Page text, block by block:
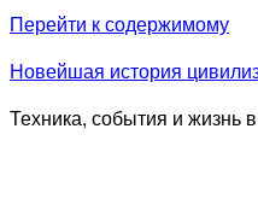
Перейти к содержимому
Новейшая история
Техника, события и жизнь